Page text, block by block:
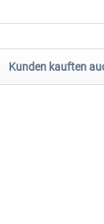
Kunden kauften